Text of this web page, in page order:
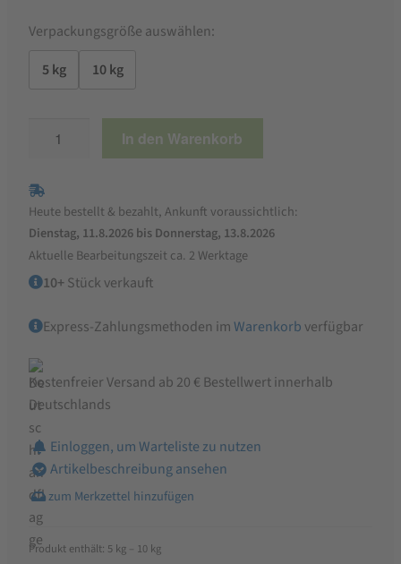
Verpackungsgröße auswählen:
5 kg
10 kg
Wellensittichfutter
Menge
In den Warenkorb
Heute bestellt & bezahlt, Ankunft voraussichtlich:
Dienstag, 11.8.2026 bis Donnerstag, 13.8.2026
Aktuelle Bearbeitungszeit ca. 2 Werktage
10+Stück verkauft
Express-Zahlungsmethoden imWarenkorb verfügbar
Kostenfreier Versand ab 20 € Bestellwert innerhalb
Deutschlands
Einloggen, um Warteliste zu nutzen
Artikelbeschreibung ansehen
Produkt enthält: 5 kg – 10 kg